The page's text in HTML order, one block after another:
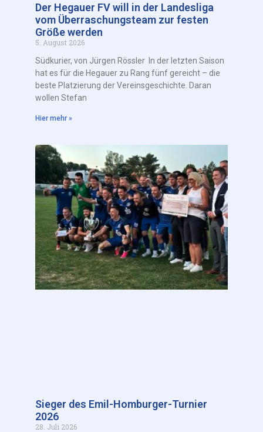
Der Hegauer FV will in der Landesliga
vom Überraschungsteam zur festen
Größe werden
5. August 2026
Südkurier, von Jürgen Rössler In der letzten Saison
hat es für die Hegauer zu Rang fünf gereicht – die
beste Platzierung der Vereinsgeschichte. Daran
wollen Stefan
Hier mehr »
Sieger des Emil-Homburger-Turnier
2026
28. Juli 2026